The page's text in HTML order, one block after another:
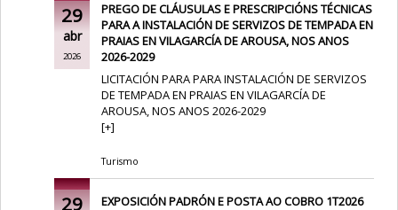
29
abr
2026
PREGO DE CLÁUSULAS E PRESCRIPCIÓNS TÉCNICAS
PARA A INSTALACIÓN DE SERVIZOS DE TEMPADA EN
PRAIAS EN VILAGARCÍA DE AROUSA, NOS ANOS
2026-2029
LICITACIÓN PARA PARA INSTALACIÓN DE SERVIZOS
DE TEMPADA EN PRAIAS EN VILAGARCÍA DE
AROUSA, NOS ANOS 2026-2029
[+]
Turismo
29
EXPOSICIÓN PADRÓN E POSTA AO COBRO 1T2026